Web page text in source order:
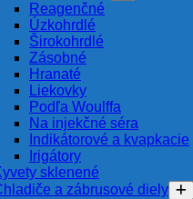
Reagenčné
Úzkohrdlé
Širokohrdlé
Zásobné
Hranaté
Liekovky
Podľa Woulffa
Na injekčné séra
Indikátorové a kvapkacie
Irigátory
sklenené
a zábrusové diely